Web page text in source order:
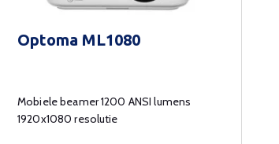
Optoma ML1080
Mobiele beamer 1200 ANSI lumens
1920x1080 resolutie